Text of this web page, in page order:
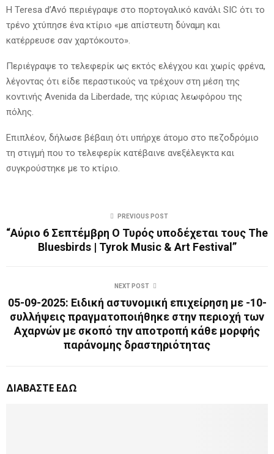
Η Teresa d’Avó περιέγραψε στο πορτογαλικό κανάλι SIC ότι το
τρένο χτύπησε ένα κτίριο «με απίστευτη δύναμη και
κατέρρευσε σαν χαρτόκουτο».
Περιέγραψε το τελεφερίκ ως εκτός ελέγχου και χωρίς φρένα,
λέγοντας ότι είδε περαστικούς να τρέχουν στη μέση της
κοντινής Avenida da Liberdade, της κύριας λεωφόρου της
πόλης.
Επιπλέον, δήλωσε βέβαιη ότι υπήρχε άτομο στο πεζοδρόμιο
τη στιγμή που το τελεφερίκ κατέβαινε ανεξέλεγκτα και
συγκρούστηκε με το κτίριο.
PREVIOUS POST
“Αύριο 6 Σεπτέμβρη Ο Τυρός υποδέχεται τους The
Bluesbirds | Tyrok Music & Art Festival”
NEXT POST
05-09-2025: Ειδική αστυνομική επιχείρηση με -10-
συλλήψεις πραγματοποιήθηκε στην περιοχή των
Αχαρνών με σκοπό την αποτροπή κάθε μορφής
παράνομης δραστηριότητας
ΔΙΑΒΑΣΤΕ ΕΔΩ